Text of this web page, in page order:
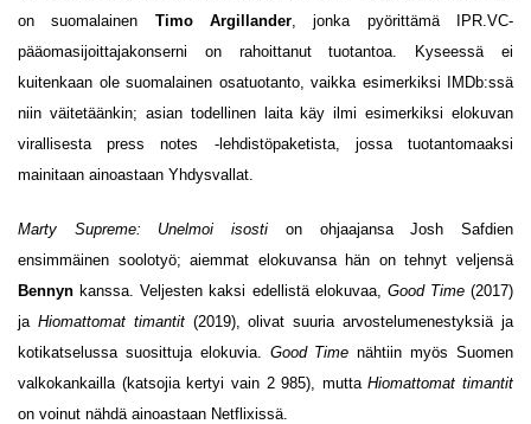
on suomalainen Timo Argillander , jonka pyörittämä IPR.VC-
pääomasijoittajakonserni on rahoittanut tuotantoa. Kyseessä ei
kuitenkaan ole suomalainen osatuotanto, vaikka esimerkiksi IMDb:ssä
niin väitetäänkin; asian todellinen laita käy ilmi esimerkiksi elokuvan
virallisesta press notes -lehdistöpaketista, jossa tuotantomaaksi
mainitaan ainoastaan Yhdysvallat.
Marty Supreme: Unelmoi isosti on ohjaajansa Josh Safdien
ensimmäinen soolotyö; aiemmat elokuvansa hän on tehnyt veljensä
Bennyn kanssa. Veljesten kaksi edellistä elokuvaa, Good Time(2017)
ja Hiomattomat timantit(2019), olivat suuria arvostelumenestyksiä ja
kotikatselussa suosittuja elokuvia. Good Time nähtiin myös Suomen
valkokankailla (katsojia kertyi vain 2 985), muttaHiomattomat timantit
on voinut nähdä ainoastaan Netflixissä.